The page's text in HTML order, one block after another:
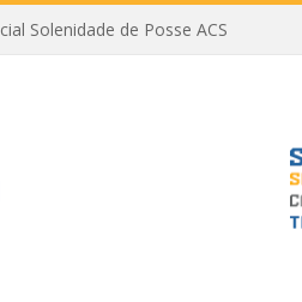
Solenidade de Posse ACS